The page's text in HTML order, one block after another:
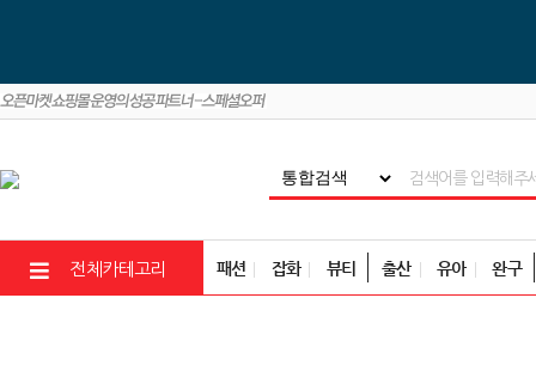
전체카테고리 패션 잡화 뷰티 출산 유아 완구